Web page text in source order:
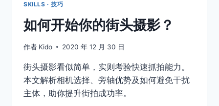
SKILLS · 技巧
如何开始你的街头摄影？
作者 Kido 2020 年 12 月 30 日
街头摄影看似简单，实则考验快速抓拍能力。
本文解析相机选择、旁轴优势及如何避免干扰
主体，助你提升街拍成功率。